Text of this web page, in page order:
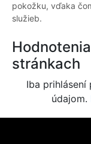
pokožku, vďaka
služieb.
stránkach
Iba
údajom.